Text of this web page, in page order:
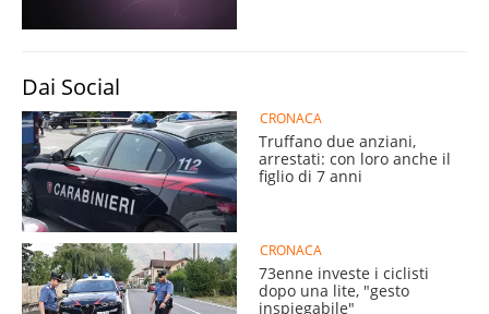
Dai Social
CRONACA
Truffano due anziani,
arrestati: con loro anche il
figlio di 7 anni
CRONACA
73enne investe i ciclisti
dopo una lite, "gesto
inspiegabile"